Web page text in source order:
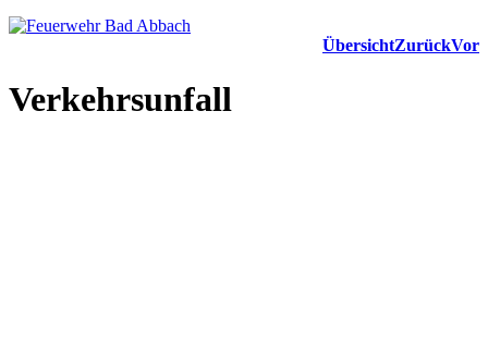
ÜbersichtZurückVor
Verkehrsunfall